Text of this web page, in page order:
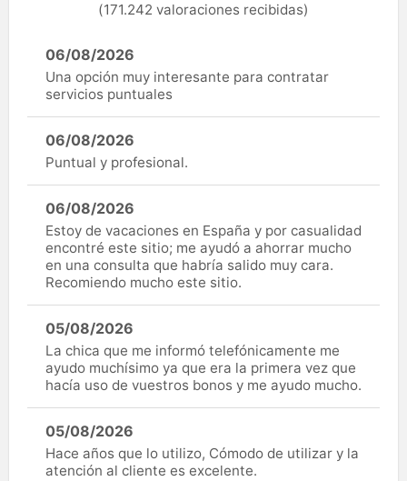
(171.242 valoraciones recibidas)
06/08/2026
Una opción muy interesante para contratar
servicios puntuales
06/08/2026
Puntual y profesional.
06/08/2026
Estoy de vacaciones en España y por casualidad
encontré este sitio; me ayudó a ahorrar mucho
en una consulta que habría salido muy cara.
Recomiendo mucho este sitio.
05/08/2026
La chica que me informó telefónicamente me
ayudo muchísimo ya que era la primera vez que
hacía uso de vuestros bonos y me ayudo mucho.
05/08/2026
Hace años que lo utilizo, Cómodo de utilizar y la
atención al cliente es excelente.